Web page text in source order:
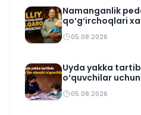
Namanganlik
qo‘g‘irchoqlari
05.08.2026
Uyda yakka
o‘quvchilar
rejasi tasdiqlandi
05.08.2026